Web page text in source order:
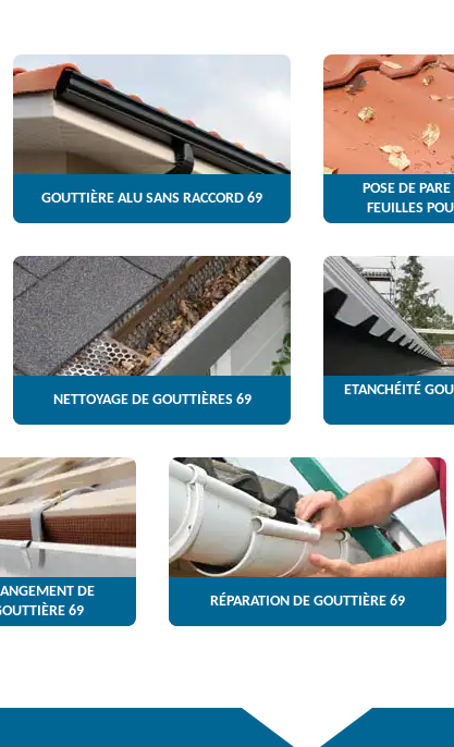
GOUTTIÈRE ALU SANS RACCORD 69
POSE DE
FEUILLES
NETTOYAGE DE GOUTTIÈRES 69
ETANCHÉITÉ
DE
69
RÉPARATION DE GOUTTIÈRE 69